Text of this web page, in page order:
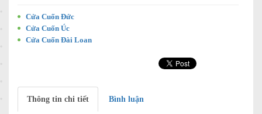
Cửa Cuốn Đức
Cửa Cuốn Úc
Cửa Cuốn Đài Loan
Thông tin chi tiết Bình luận